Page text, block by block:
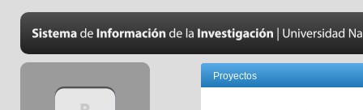
Proyectos